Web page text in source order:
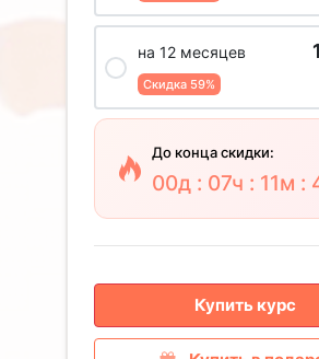
на 12 месяцев
Скидка 59%
До конца скидки:
00д : 07ч : 11м :
Купить курс